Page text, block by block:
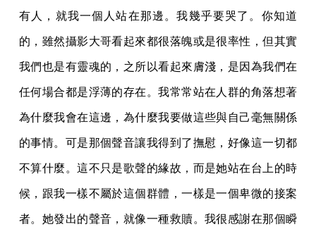
有人，就我一個人站在那邊。我幾乎要哭了。你知道
的，雖然攝影大哥看起來都很落魄或是很率性，但其實
我們也是有靈魂的，之所以看起來膚淺，是因為我們在
任何場合都是浮薄的存在。我常常站在人群的角落想著
為什麼我會在這邊，為什麼我要做這些與自己毫無關係
的事情。可是那個聲音讓我得到了撫慰，好像這一切都
不算什麼。這不只是歌聲的緣故，而是她站在台上的時
候，跟我一樣不屬於這個群體，一樣是一個卑微的接案
者。她發出的聲音，就像一種救贖。我很感謝在那個瞬